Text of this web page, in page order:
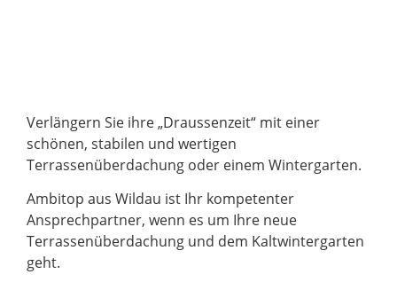
Verlängern Sie ihre „Draussenzeit“ mit einer
schönen, stabilen und wertigen
Terrassenüberdachung oder einem Wintergarten.
Ambitop aus Wildau ist Ihr kompetenter
Ansprechpartner, wenn es um Ihre neue
Terrassenüberdachung und dem Kaltwintergarten
geht.